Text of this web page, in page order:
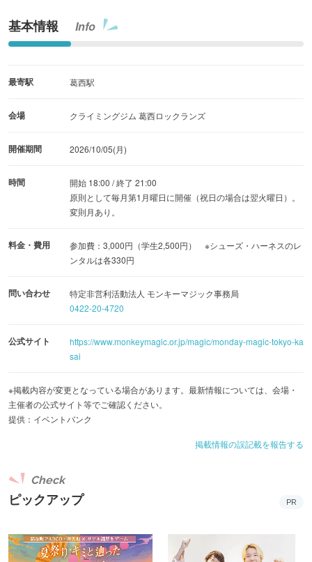
基本情報 Info
最寄駅 葛西駅
会場 クライミングジム 葛西ロックランズ
開催期間 2026/10/05(月)
時間
開始 18:00 / 終了 21:00
原則として毎月第1月曜日に開催（祝日の場合は翌火曜日）。
変則月あり。
料金・費用
参加費：3,000円（学生2,500円） ※シューズ・ハーネスのレ
ンタルは各330円
問い合わせ
特定非営利活動法人 モンキーマジック事務局
0422-20-4720
公式サイト
https://www.monkeymagic.or.jp/magic/monday-magic-tokyo-ka
sai
※掲載内容が変更となっている場合があります。最新情報については、会場・
主催者の公式サイト等でご確認ください。
提供：イベントバンク
掲載情報の誤記載を報告する
ピックアップ
Check
PR